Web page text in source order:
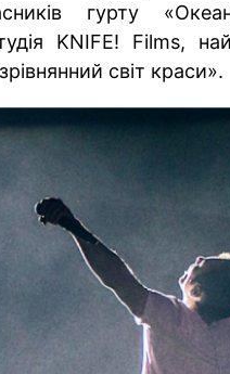
гурту
KNIFE! Films,
світ краси».